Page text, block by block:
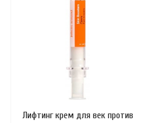
Лифтинг крем для век против